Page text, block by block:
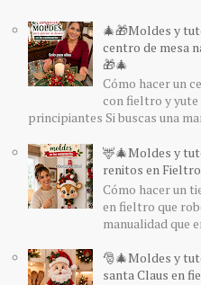
🎄🎁Moldes y
centro de mesa
🎁🎄
Cómo hacer un
con fieltro y yute
principiantes Si buscas una
🦌🎄Moldes y
renitos en
Cómo hacer un
en fieltro que
manualidad que
🎅🎄Moldes y
santa Claus en